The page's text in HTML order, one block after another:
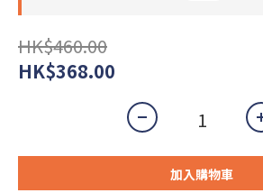
HK$460.00
HK$368.00
加入購物車